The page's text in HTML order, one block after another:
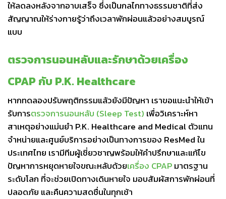
ให้ลดลงหลังจากอาบเสร็จ ซึ่งเป็นกลไกทางธรรมชาติที่ส่ง
สัญญาณให้ร่างกายรู้ว่าถึงเวลาพักผ่อนแล้วอย่างสมบูรณ์
แบบ
ตรวจการนอนหลับและรักษาด้วยเครื่อง
CPAP กับ P.K. Healthcare
หากทดลองปรับพฤติกรรมแล้วยังมีปัญหา เราขอแนะนำให้เข้า
รับการตรวจการนอนหลับ (Sleep Test) เพื่อวิเคราะห์หา
สาเหตุอย่างแม่นยำ P.K. Healthcare and Medical ตัวแทน
จำหน่ายและศูนย์บริการอย่างเป็นทางการของ ResMed ใน
ประเทศไทย เรามีทีมผู้เชี่ยวชาญพร้อมให้คำปรึกษาและแก้ไข
ปัญหาการหยุดหายใจขณะหลับด้วยเครื่อง CPAPมาตรฐาน
ระดับโลก ที่จะช่วยเปิดทางเดินหายใจ มอบสัมผัสการพักผ่อนที่
ปลอดภัย และคืนความสดชื่นในทุกเช้า